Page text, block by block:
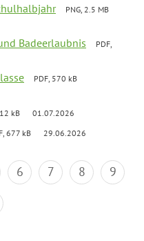
PNG, 2.5 MB
Badeerlaubnis
PDF,
PDF, 570 kB
kB 01.07.2026
677 kB 29.06.2026
6 7 8
9